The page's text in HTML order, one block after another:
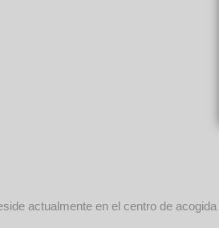
actualmente en el centro de acogida